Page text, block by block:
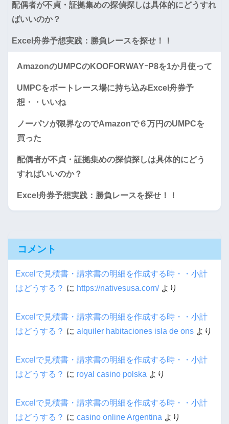
配偶者が不貞・証拠集めの探偵探しは具体的にどうすれ
ばいいのか？
Excel舟券予想実践：勝負レースを探せ！！
AmazonのUMPCのKOOFORWAYｰP8を1か月使って
UMPCをボートレース場に持ち込みExcel舟券予
想・・いいね
ノーパソが限界なのでAmazonで６万円のUMPCを
買った
配偶者が不貞・証拠集めの探偵探しは具体的にどう
すればいいのか？
Excel舟券予想実践：勝負レースを探せ！！
コメント
Excelで見積書・請求書の明細を作成する時・・小計
はどうする？ に https://nativesusa.com/より
Excelで見積書・請求書の明細を作成する時・・小計
はどうする？ に alquiler habitaciones isla de ons より
Excelで見積書・請求書の明細を作成する時・・小計
はどうする？ に royal casino polska より
Excelで見積書・請求書の明細を作成する時・・小計
はどうする？ に casino online Argentina より